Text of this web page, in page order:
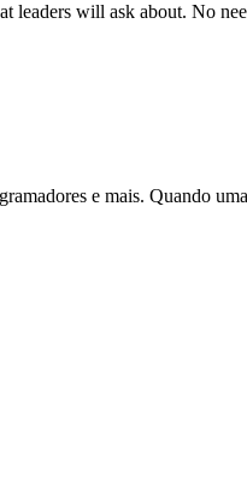
will ask about. No
e mais. Quando